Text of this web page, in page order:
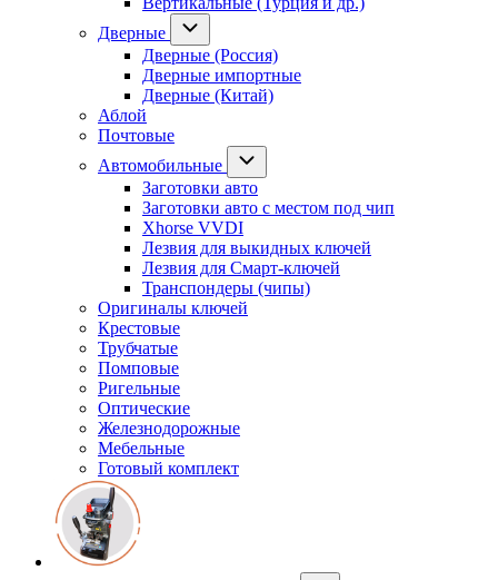
Дверные
Дверные (Россия)
Дверные импортные
Дверные (Китай)
Аблой
Почтовые
Автомобильные
Заготовки авто
Заготовки авто с местом под чип
Xhorse VVDI
Лезвия для выкидных ключей
Лезвия для Смарт-ключей
Транспондеры (чипы)
Оригиналы ключей
Крестовые
Трубчатые
Помповые
Ригельные
Оптические
Железнодорожные
Мебельные
Готовый комплект